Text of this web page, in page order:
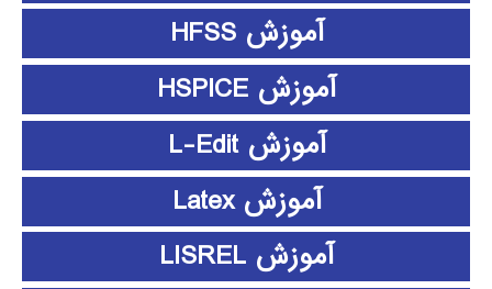
آموزش HFSS
آموزش HSPICE
آموزش L-Edit
آموزش Latex
آموزش LISREL